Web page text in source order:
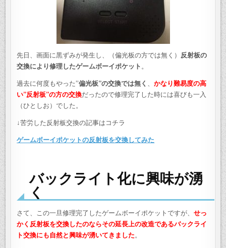
先日、画面に黒ずみが発生し、（偏光板の方では無く）
反射板の
交換により修理したゲームボーイポケット 。
過去に何度もやった”偏光板”の交換では無く 、かなり難易度の高
い”反射板”の方の交換だったので修理完了した時には喜びも一入
（ひとしお）でした。
↓苦労した反射板交換の記事はコチラ
ゲームボーイポケットの反射板を交換してみた
バックライト化に興味が湧
く
さて、この一旦修理完了したゲームボーイポケットですが、せっ
かく反射板を交換したのならその延長上の改造であるバックライ
ト交換にも自然と興味が湧いてきました。